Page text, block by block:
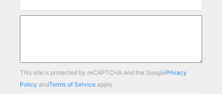
This site is protected by reCAPTCHA and the GooglePrivacy
Policy andTerms of Service apply.